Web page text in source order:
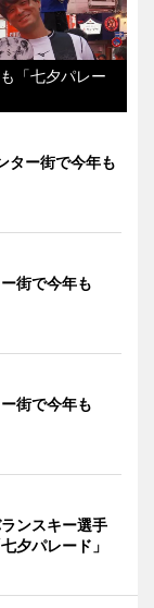
「七夕パレー
ター街で今年も
街で今年も
街で今年も
ンスキー選手
夕パレード」